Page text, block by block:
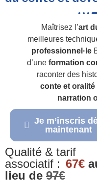
Maîtrisez l’art
meilleures
professionnel·le
d’une formation
raconter des
conte et oralité
narration
Je m’inscris
maintenant
Qualité & tarif
associatif : 67€
lieu de 97€